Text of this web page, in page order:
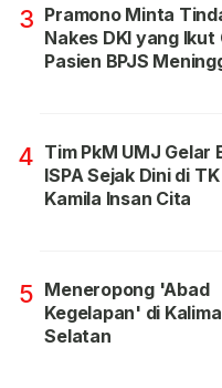
3 Pramono Minta
Nakes DKI yang Ikut
Pasien BPJS
4 Tim PkM UMJ Gelar
ISPA Sejak Dini di
Kamila Insan Cita
5 Meneropong 'Abad
Kegelapan' di
Selatan